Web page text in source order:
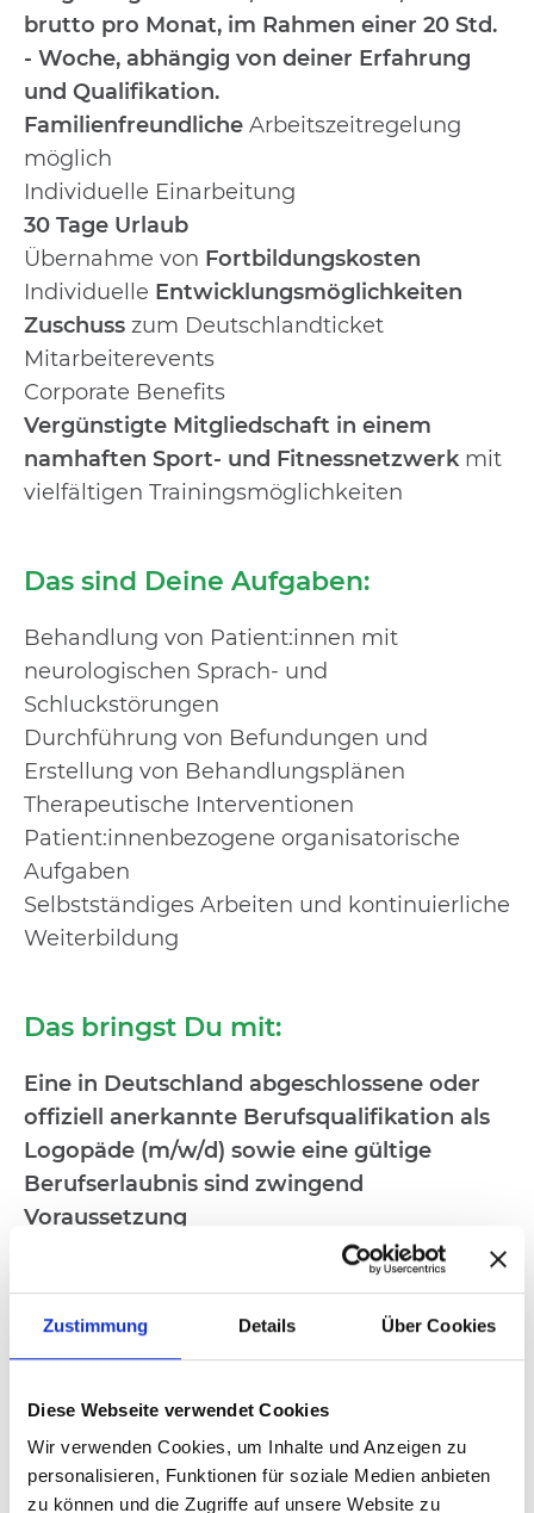
Zustimmung Details Über Cookies
Diese Webseite verwendet Cookies
Wir verwenden Cookies, um Inhalte und Anzeigen zu
personalisieren, Funktionen für soziale Medien anbieten
zu können und die Zugriffe auf unsere Website zu
brutto pro Monat, im Rahmen einer 20 Std.
- Woche, abhängig von deiner Erfahrung
und Qualifikation.
Familienfreundliche Arbeitszeitregelung
möglich
Individuelle Einarbeitung
30 Tage Urlaub
Übernahme von Fortbildungskosten
Individuelle Entwicklungsmöglichkeiten
Zuschuss zum Deutschlandticket
Mitarbeiterevents
Corporate Benefits
Vergünstigte Mitgliedschaft in einem
namhaften Sport- und Fitnessnetzwerkmit
vielfältigen Trainingsmöglichkeiten
Das sind Deine Aufgaben:
Behandlung von Patient:innen mit
neurologischen Sprach- und
Schluckstörungen
Durchführung von Befundungen und
Erstellung von Behandlungsplänen
Therapeutische Interventionen
Patient:innenbezogene organisatorische
Aufgaben
Selbstständiges Arbeiten und kontinuierliche
Weiterbildung
Das bringst Du mit:
Eine in Deutschland abgeschlossene oder
offiziell anerkannte Berufsqualifikation als
Logopäde (m/w/d) sowie eine gültige
Berufserlaubnis sind zwingend
Voraussetzung
Idealerweise mit Erfahrung in der
Dysphagietherapie bei Trachealkanül-
Patient:innen oder dem Interesse, sich in
Behandlung neurologischer, pädiatrischer
und geriatrischer Patient:innen
Ausgeprägte Teamfähigkeit